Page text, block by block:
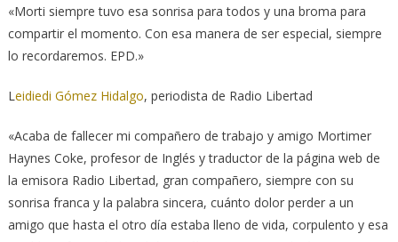
«Morti siempre tuvo esa sonrisa para todos y una broma para
compartir el momento. Con esa manera de ser especial, siempre
lo recordaremos. EPD.»
Leidiedi Gómez Hidalgo, periodista de Radio Libertad
«Acaba de fallecer mi compañero de trabajo y amigo Mortimer
Haynes Coke, profesor de Inglés y traductor de la página web de
la emisora Radio Libertad, gran compañero, siempre con su
sonrisa franca y la palabra sincera, cuánto dolor perder a un
amigo que hasta el otro día estaba lleno de vida, corpulento y esa